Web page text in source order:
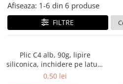
Markere & Textmarkere
Markere acrilice
Textmarkere
Markere permanente
Markere cu vopsea
Afiseaza: 1-6 din 6 produse
FILTRE
Plic C4 alb, 90g, lipire
siliconica, inchidere pe latura
mica
0,50 lei